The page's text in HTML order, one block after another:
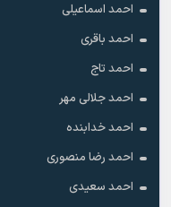
احمد اسماعیلی
احمد باقری
احمد تاج
احمد جلالی مهر
احمد خدابنده
احمد رضا منصوری
احمد سعیدی